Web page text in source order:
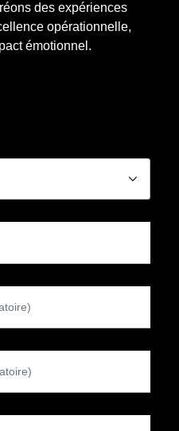
des expériences
opérationnelle,
émotionnel.
􀆈